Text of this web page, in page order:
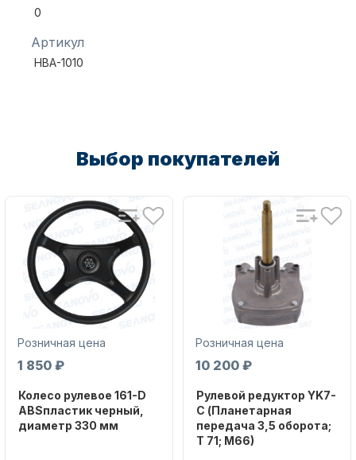
Автохолодильник KYODA
Аксессуары для лодок и
катеров
0
Артикул
HBA-1010
Выбор покупателей
Розничная цена
1 850 ₽
Колесо рулевое 161-D
ABSпластик черный,
диаметр 330 мм
Розничная цена
10 200 ₽
Рулевой редуктор YK7-
C (Планетарная
передача 3,5 оборота;
T 71; M66)